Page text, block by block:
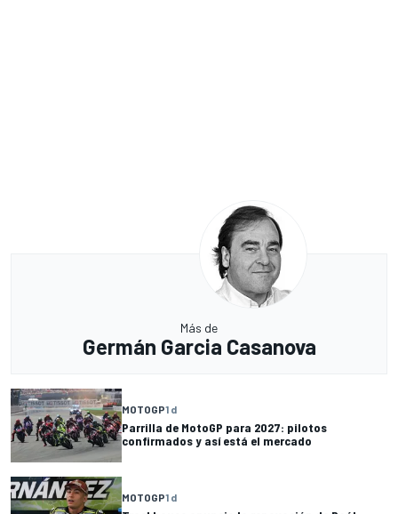
Más de
Germán Garcia Casanova
MOTOGP1 d
Parrilla de MotoGP para 2027: pilotos
confirmados y así está el mercado
MOTOGP1 d